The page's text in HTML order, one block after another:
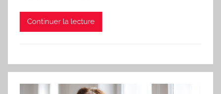
Continuer la lecture